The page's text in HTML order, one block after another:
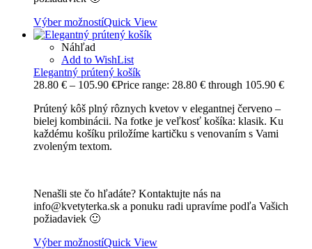
Výber možnostíQuick View
Náhľad
Add to WishList
Elegantný prútený košík
28.80 € – 105.90 €Price range: 28.80 € through 105.90 €
Prútený kôš plný rôznych kvetov v elegantnej červeno –
bielej kombinácii. Na fotke je veľkosť košíka: klasik. Ku
každému košíku priložíme kartičku s venovaním s Vami
zvoleným textom.
Nenašli ste čo hľadáte? Kontaktujte nás na
info@kvetyterka.sk a ponuku radi upravíme podľa Vašich
požiadaviek 🙂
Výber možnostíQuick View